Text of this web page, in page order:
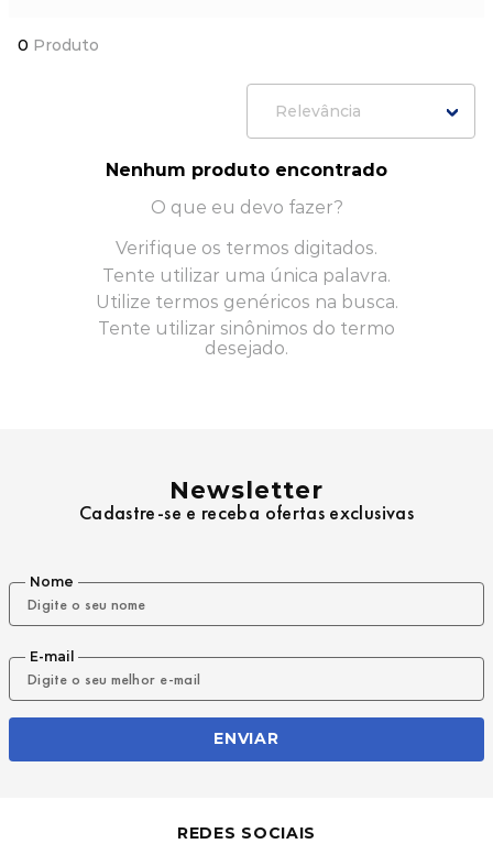
0 Produto
Relevância
Nenhum produto encontrado
O que eu devo fazer?
Verifique os termos digitados.
Tente utilizar uma única palavra.
Utilize termos genéricos na busca.
Tente utilizar sinônimos do termo
desejado.
Newsletter
Cadastre-se e receba ofertas exclusivas
Nome
E-mail
ENVIAR
REDES SOCIAIS